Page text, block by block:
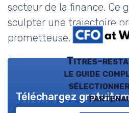
secteur de la finance. Ce
sculpter une trajectoire
prometteuse.
Titres-
le guide
Téléchargez